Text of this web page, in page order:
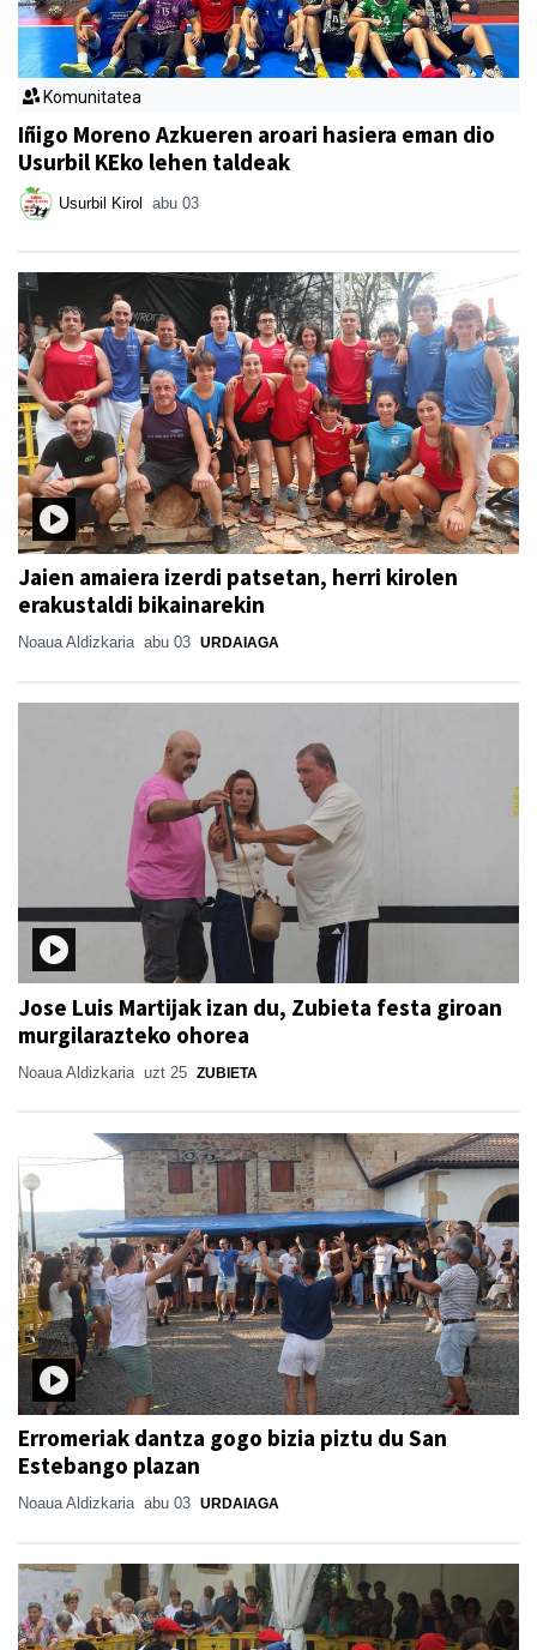
Komunitatea
Iñigo Moreno Azkueren aroari hasiera eman dio
Usurbil KEko lehen taldeak
Usurbil Kirol abu 03
Jaien amaiera izerdi patsetan, herri kirolen
erakustaldi bikainarekin
Noaua Aldizkaria abu 03 URDAIAGA
Jose Luis Martijak izan du, Zubieta festa giroan
murgilarazteko ohorea
Noaua Aldizkaria uzt 25 ZUBIETA
Erromeriak dantza gogo bizia piztu du San
Estebango plazan
Noaua Aldizkaria abu 03 URDAIAGA